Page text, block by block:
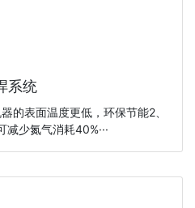
系统
的表面温度更低，环保节能2、
少氮气消耗40%···